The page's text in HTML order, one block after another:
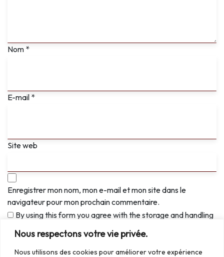
Nous respectons votre vie privée.
Nous utilisons des cookies pour améliorer votre expérience
Nom *
E-mail *
Site web
Enregistrer mon nom, mon e-mail et mon site dans le
navigateur pour mon prochain commentaire.
By using this form you agree with the storage and handling